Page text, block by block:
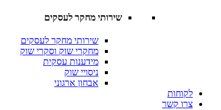
שירותי מחקר לעסקים
שירותי מחקר לעסקים
מחקרי שוק וסקרי שוק
מידענות עסקית
ניסויי שוק
אבחון ארגוני
לקוחות
צרו קשר